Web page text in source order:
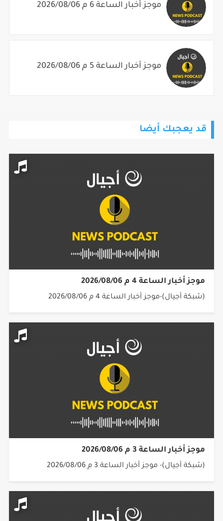
موجز أخبار الساعة 6 م 2026/08/06
موجز أخبار الساعة 5 م 2026/08/06
قد يعجبك أيضا
موجز أخبار الساعة 4 م 2026/08/06
(شبكة أجيال)-موجز أخبار الساعة 4 م 2026/08/06
موجز أخبار الساعة 3 م 2026/08/06
(شبكة أجيال)- موجز أخبار الساعة 3 م 2026/08/06